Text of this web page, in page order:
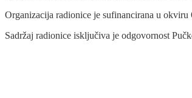
Organizacija radionice je sufinancirana u
Sadržaj radionice isključiva je odgovornost